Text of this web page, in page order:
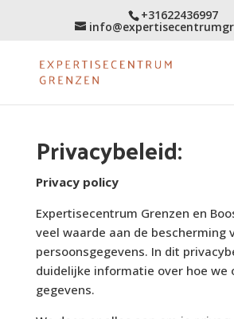
+31622436997
Privacybeleid:
Privacy policy
Expertisecentrum Grenzen en
veel waarde aan de bescherming
persoonsgegevens. In dit
duidelijke informatie over hoe we
gegevens.